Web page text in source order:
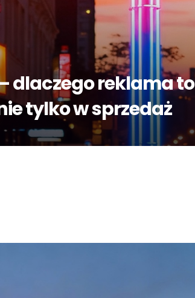
dlaczego reklama to
tylko w sprzedaż